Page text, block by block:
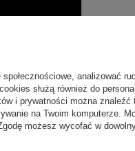
analizować
służą również do
i prywatności można znaleźć
na Twoim komputerze.
możesz wycofać w